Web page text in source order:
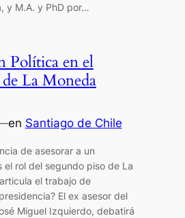
y M.A. y PhD por…
Política en el
La Moneda
en Santiago de Chile
de asesorar a un
el rol del segundo piso de La
el trabajo de
El ex asesor del
Miguel Izquierdo, debatirá